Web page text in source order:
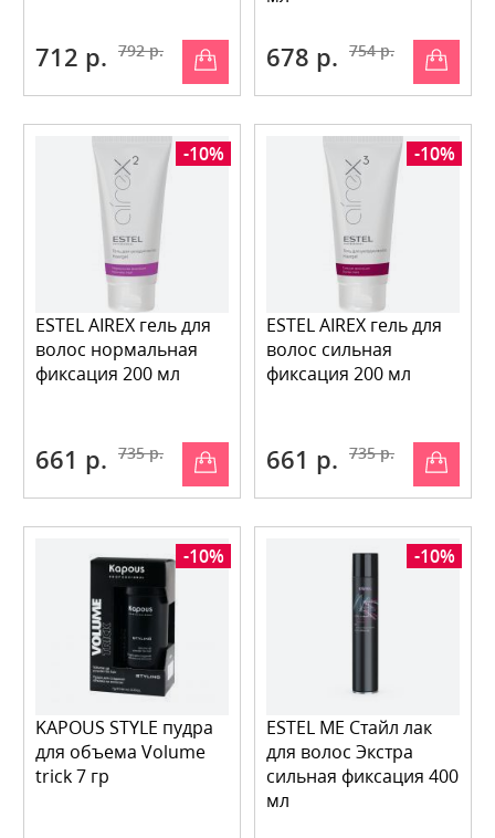
712 р. 792 р. 678 р. 754 р.
-10%
ESTEL AIREX гель для
волос нормальная
фиксация 200 мл
661 р. 735 р.
-10%
ESTEL AIREX гель для
волос сильная
фиксация 200 мл
661 р. 735 р.
-10%
KAPOUS STYLE пудра
для объема Volume
trick 7 гр
-10%
ESTEL ME Стайл лак
для волос Экстра
сильная фиксация 400
мл